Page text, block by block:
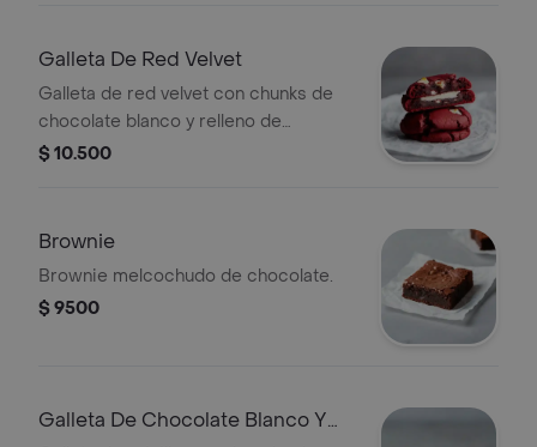
Galleta De Red Velvet
Galleta de red velvet con chunks de
chocolate blanco y relleno de
cheesecake.
$ 10.500
Brownie
Brownie melcochudo de chocolate.
$ 9500
Galleta De Chocolate Blanco Y